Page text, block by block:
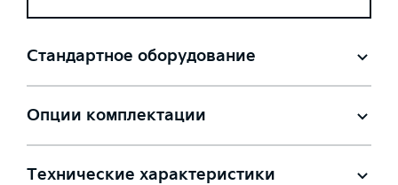
Стандартное оборудование
Опции комплектации
Технические характеристики